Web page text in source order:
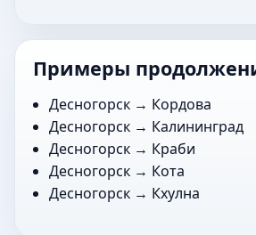
Примеры
Десногорск → Кордова
Десногорск → Калининград
Десногорск → Краби
Десногорск → Кота
Десногорск → Кхулна